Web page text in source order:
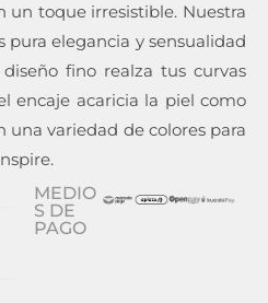
un toque irresistible. Nuestra
pura elegancia y sensualidad
fino realza tus curvas
encaje acaricia la piel como
una variedad de colores para
MEDIO
S DE
PAGO